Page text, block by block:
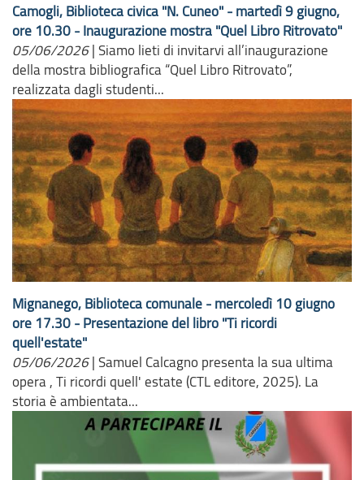
Camogli, Biblioteca civica "N. Cuneo" - martedì 9 giugno,
ore 10.30 - Inaugurazione mostra "Quel Libro Ritrovato"
05/06/2026 | Siamo lieti di invitarvi all’inaugurazione
della mostra bibliografica “Quel Libro Ritrovato”,
realizzata dagli studenti...
Mignanego, Biblioteca comunale - mercoledì 10 giugno
ore 17.30 - Presentazione del libro "Ti ricordi
quell'estate"
05/06/2026 | Samuel Calcagno presenta la sua ultima
opera , Ti ricordi quell' estate (CTL editore, 2025). La
storia è ambientata...